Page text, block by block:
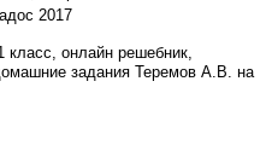
2017
класс, онлайн решебник,
задания Теремов А.В. на